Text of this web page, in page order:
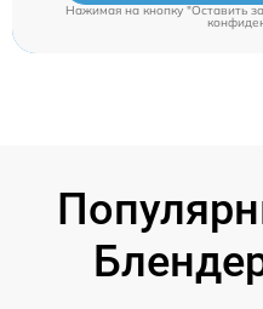
Нажимая на кнопку "Оставить